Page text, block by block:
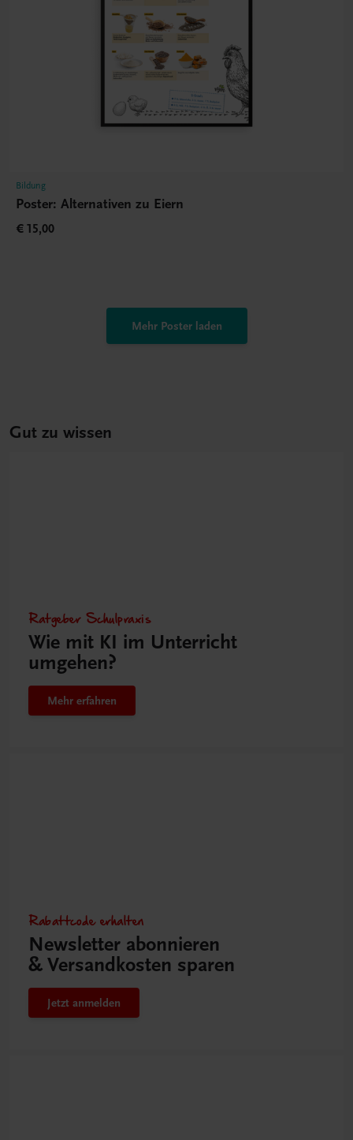
Bildung
Poster: Alternativen zu Eiern
€ 15,00
Mehr Poster laden
Gut zu wissen
Ratgeber Schulpraxis
Wie mit KI im Unterricht
umgehen?
Mehr erfahren
Rabattcode erhalten
Newsletter abonnieren
& Versandkosten sparen
Jetzt anmelden